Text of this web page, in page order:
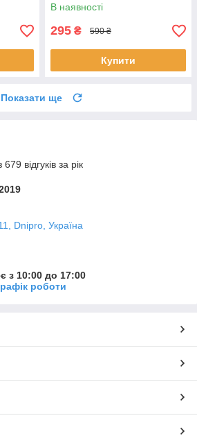
В наявності
295 ₴ 590 ₴
Купити
Показати ще
відгуків за рік
Dnipro, Україна
з 10:00 до 17:00
роботи